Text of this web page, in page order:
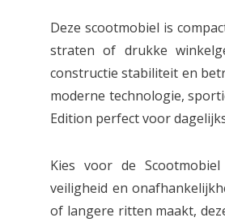
Deze scootmobiel is
straten of drukke
constructie stabiliteit en
moderne technologie,
Edition perfect voor
Kies voor de
veiligheid en
of langere ritten maakt,